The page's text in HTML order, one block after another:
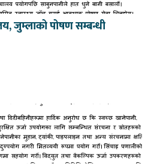
जुम्लाको पोषण सम्बन्धी